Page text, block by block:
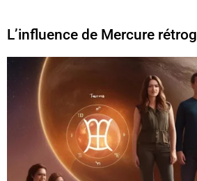
L’influence de Mercure